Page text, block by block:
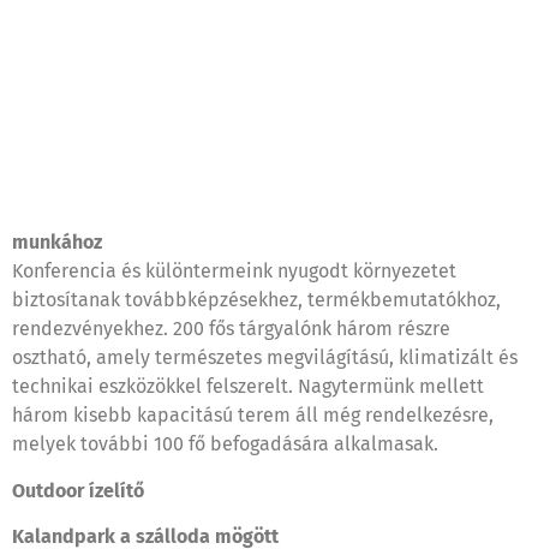
munkához
Konferencia és különtermeink nyugodt környezetet
biztosítanak továbbképzésekhez, termékbemutatókhoz,
rendezvényekhez. 200 fős tárgyalónk három részre
osztható, amely természetes megvilágítású, klimatizált és
technikai eszközökkel felszerelt. Nagytermünk mellett
három kisebb kapacitású terem áll még rendelkezésre,
melyek további 100 fő befogadására alkalmasak.
Outdoor ízelítő
Kalandpark a szálloda mögött